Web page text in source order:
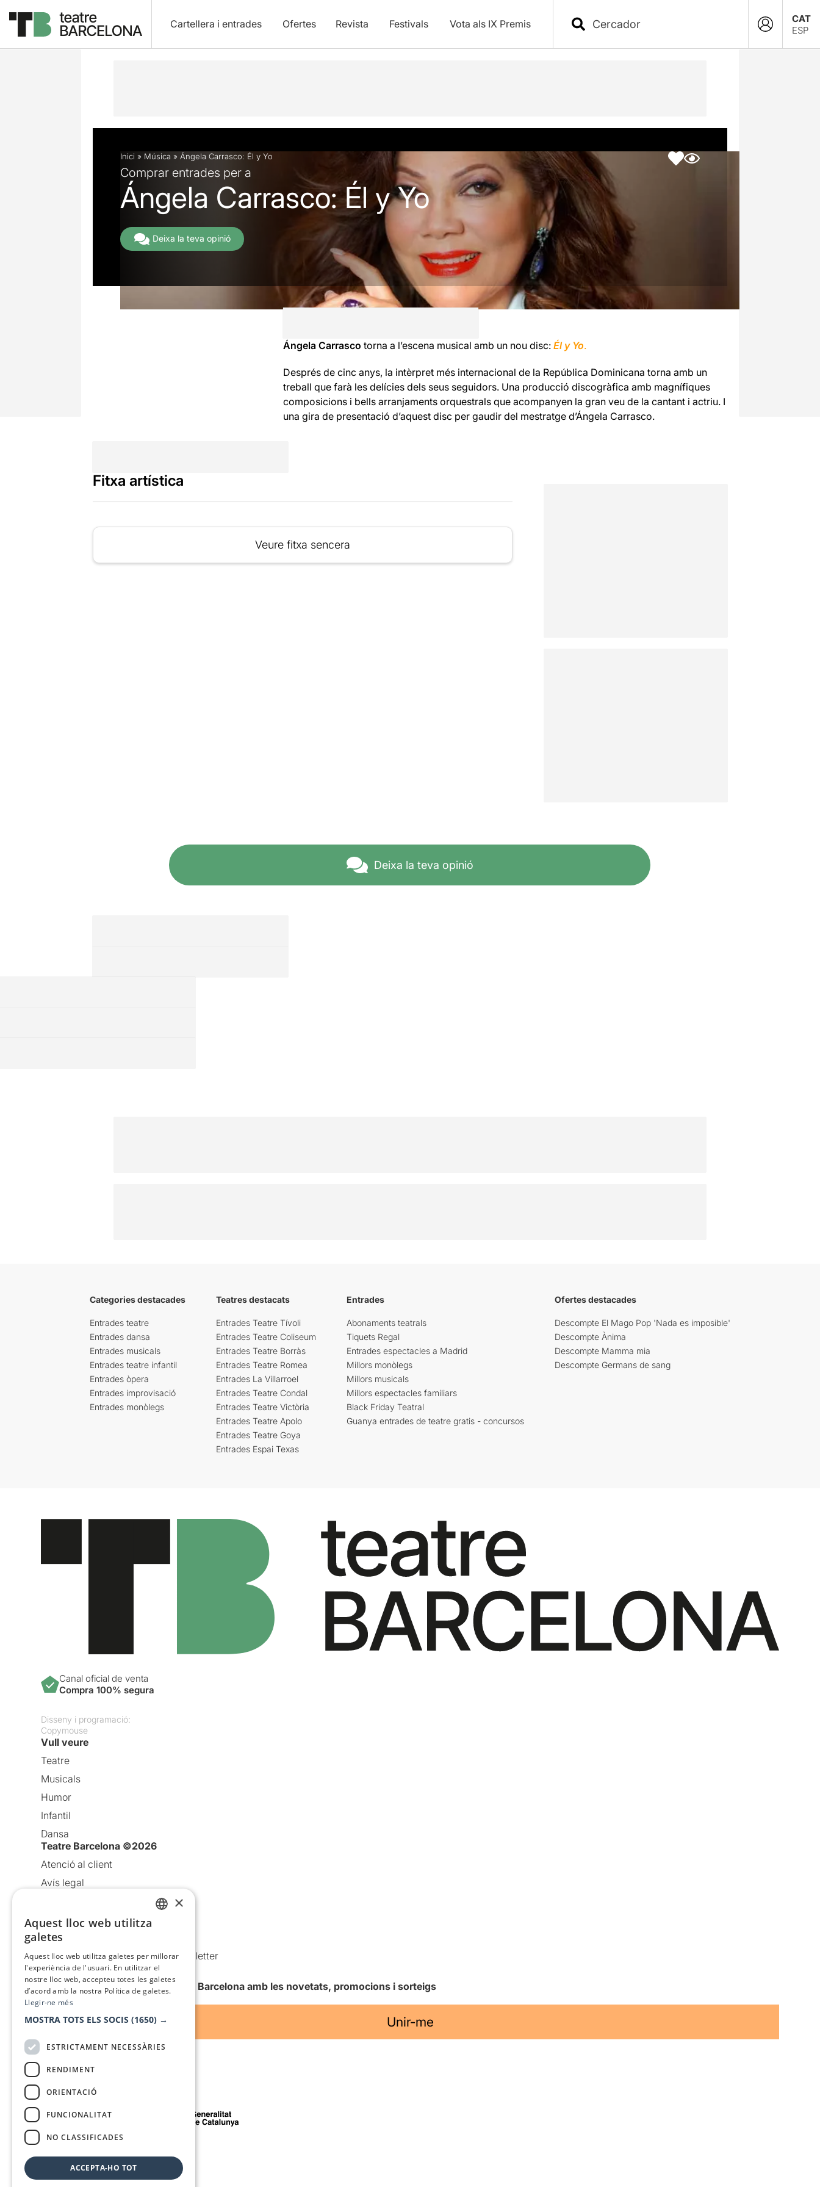
Cartellera i entrades Ofertes Revista Festivals Vota als IX Premis
CAT
ESP
Descripció Fitxa artística
Inici » Música » Ángela Carrasco: Él y Yo
Comprar entrades per a
Ángela Carrasco: Él y Yo
Deixa la teva opinió
Ángela Carrasco torna a l’escena musical amb un nou disc: Él y Yo.
Després de cinc anys, la intèrpret més internacional de la República Dominicana torna amb un
treball que farà les delícies dels seus seguidors. Una producció discogràfica amb magnífiques
composicions i bells arranjaments orquestrals que acompanyen la gran veu de la cantant i actriu. I
una gira de presentació d’aquest disc per gaudir del mestratge d’Ángela Carrasco.
Fitxa artística
Veure fitxa sencera
Deixa la teva opinió
Categories destacades
Entrades teatre
Entrades dansa
Entrades musicals
Entrades teatre infantil
Entrades òpera
Entrades improvisació
Entrades monòlegs
Teatres destacats
Entrades Teatre Tívoli
Entrades Teatre Coliseum
Entrades Teatre Borràs
Entrades Teatre Romea
Entrades La Villarroel
Entrades Teatre Condal
Entrades Teatre Victòria
Entrades Teatre Apolo
Entrades Teatre Goya
Entrades Espai Texas
Entrades
Abonaments teatrals
Tiquets Regal
Entrades espectacles a Madrid
Millors monòlegs
Millors musicals
Millors espectacles familiars
Black Friday Teatral
Guanya entrades de teatre gratis - concursos
Ofertes destacades
Descompte El Mago Pop 'Nada es imposible'
Descompte Ànima
Descompte Mamma mia
Descompte Germans de sang
Canal oficial de venta
Compra 100% segura
Disseny i programació:
Copymouse
Vull veure
Teatre
Musicals
Humor
Infantil
Dansa
Teatre Barcelona ©2026
Atenció al client
Avís legal
Política de cookies
Condicions d’ús
Comunicacions comercials i Newsletter
Anuncia’t
Vull rebre la newsletter de Teatre Barcelona amb les novetats, promocions i sorteigs
Unir-me
Amb el suport de
×
Aquest lloc web utilitza
galetes
Aquest lloc web utilitza galetes per millorar
l'experiència de l'usuari. En utilitzar el
nostre lloc web, accepteu totes les galetes
d’acord amb la nostra Política de galetes.
Llegir-ne més
MOSTRA TOTS ELS SOCIS (1650) →
ESTRICTAMENT NECESSÀRIES
RENDIMENT
ORIENTACIÓ
FUNCIONALITAT
NO CLASSIFICADES
ACCEPTA-HO TOT